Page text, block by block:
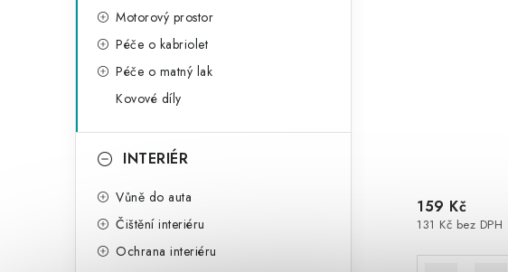
Motorový prostor
Péče o kabriolet
Péče o matný lak
Kovové díly
INTERIÉR
Vůně do auta
Čištění interiéru
Ochrana interiéru
131 Kč bez DPH
159 Kč